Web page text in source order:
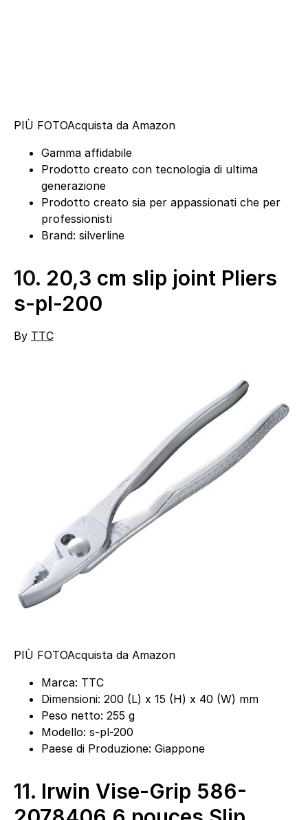
PIÙ FOTOAcquista da Amazon
Gamma affidabile
Prodotto creato con tecnologia di ultima
generazione
Prodotto creato sia per appassionati che per
professionisti
Brand: silverline
10. 20,3 cm slip joint Pliers
s-pl-200
By TTC
PIÙ FOTOAcquista da Amazon
Marca: TTC
Dimensioni: 200 (L) x 15 (H) x 40 (W) mm
Peso netto: 255 g
Modello: s-pl-200
Paese di Produzione: Giappone
11. Irwin Vise-Grip 586-